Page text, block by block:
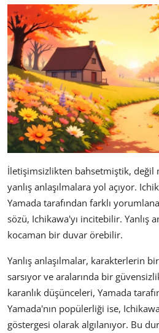
İletişimsizlikten bahsetmiştik, değil
yanlış anlaşılmalara yol açıyor.
Yamada tarafından farklı
sözü, Ichikawa'yı incitebilir. Yanlış
kocaman bir duvar örebilir.
Yanlış anlaşılmalar, karakterlerin
sarsıyor ve aralarında bir
karanlık düşünceleri, Yamada
Yamada'nın popülerliği ise,
göstergesi olarak algılanıyor. Bu